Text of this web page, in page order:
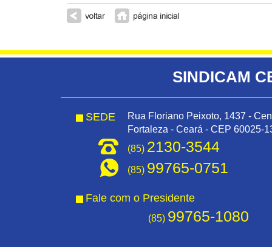
SINDICAM
SEDE
Rua Floriano Peixoto, 1437 -
Fortaleza - Ceará - CEP 60025-
(85) 2130-3544
(85) 99765-0751
Fale com o Presidente
(85) 99765-1080